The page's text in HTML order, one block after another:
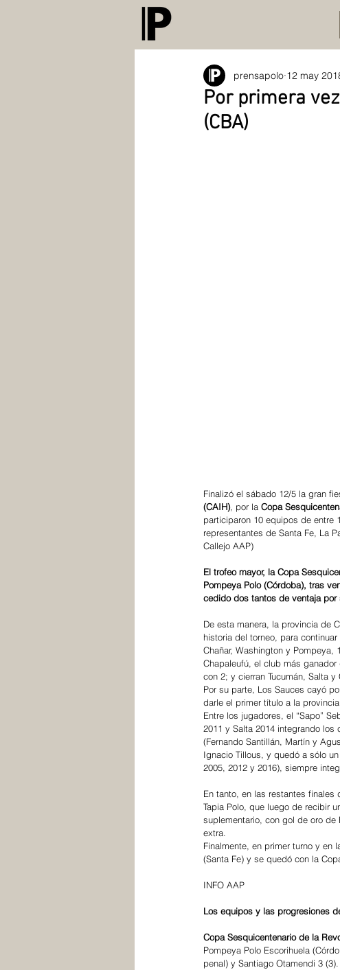
Por primera
(CBA)
prensapolo 12 may
Finalizó el sábado 12/5 la gran
(CAIH), por la Copa
participaron 10 equipos de entre
representantes de Santa Fe, La
Callejo AAP)
El trofeo mayor, la Copa
Pompeya Polo (Córdoba), tras
cedido dos tantos de ventaja por
De esta manera, la provincia de
historia del torneo, para
Chañar, Washington y
Chapaleufú, el club más
con 2; y cierran Tucumán, Salta y
Por su parte, Los Sauces cayó
darle el primer título a la
Entre los jugadores, el “Sapo”
2011 y Salta 2014 integrando los
(Fernando Santillán, Martín y
Ignacio Tillous, y quedó a sólo
2005, 2012 y 2016), siempre
En tanto, en las restantes
Tapia Polo, que luego de recibir
suplementario, con gol de oro
extra.
Finalmente, en primer turno y en
(Santa Fe) y se quedó con la
INFO AAP
Los equipos y las progresiones
Copa Sesquicentenario de la
Pompeya Polo Escorihuela
penal) y Santiago Otamendi 3 (3).